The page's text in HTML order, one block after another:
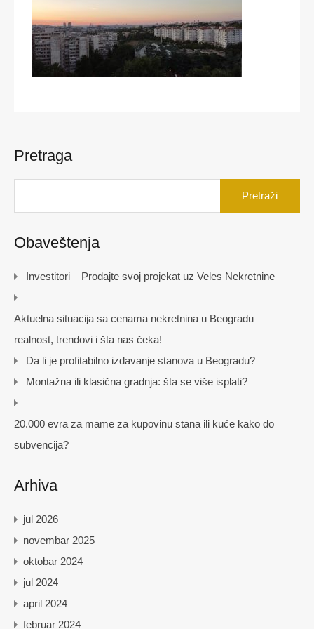
Pretraga
Obaveštenja
Investitori – Prodajte svoj projekat uz Veles Nekretnine
Aktuelna situacija sa cenama nekretnina u Beogradu –
realnost, trendovi i šta nas čeka!
Da li je profitabilno izdavanje stanova u Beogradu?
Montažna ili klasična gradnja: šta se više isplati?
20.000 evra za mame za kupovinu stana ili kuće kako do
subvencija?
Arhiva
jul 2026
novembar 2025
oktobar 2024
jul 2024
april 2024
februar 2024